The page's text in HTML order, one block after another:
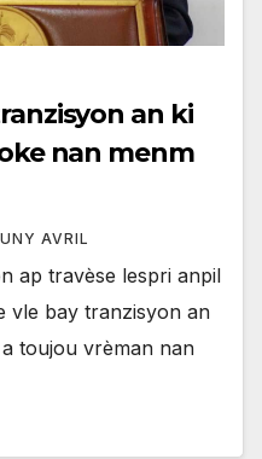
an ki
nan menm
AVRIL
ap travèse lespri anpil
vle bay tranzisyon an
toujou vrèman nan